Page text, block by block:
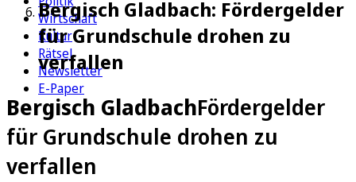
Wirtschaft
Kultur
Rätsel
Newsletter
E-Paper
Bergisch Gladbach: Fördergelder
für Grundschule drohen zu
verfallen
Bergisch GladbachFördergelder
für Grundschule drohen zu
verfallen